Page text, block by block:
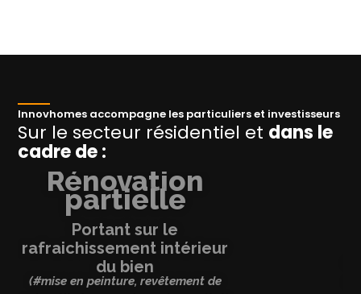
Innovhomes accompagne les particuliers et investisseurs
Sur le secteur résidentiel et dans le
cadre de :
Rénovation
partielle
Portant sur le
rafraichissement intérieur
du bien
(#mise en peinture, revêtement de